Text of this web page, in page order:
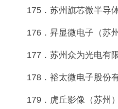
175．苏州旗芯微半导
176．昇显微电子（苏
177．苏州众为光电有
178．裕太微电子股份
179．虎丘影像（苏州